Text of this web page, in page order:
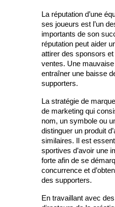
La réputation d’une
ses joueurs est l’un
importants de son
réputation peut aider
attirer des sponsors
ventes. Une
entraîner une baisse
supporters.
La stratégie de
de marketing qui
nom, un symbole ou
distinguer un produit
similaires. Il est
sportives d’avoir une
forte afin de se
concurrence et
des supporters.
En travaillant avec